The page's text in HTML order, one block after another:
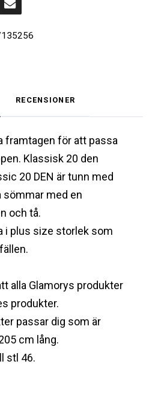
RECENSIONER
framtagen för att passa
Klassisk 20 den
20 DEN är tunn med
sömmar med en
och tå.
i plus size storlek som
alla Glamorys produkter
produkter.
passar dig som är
cm lång.
stl 46.